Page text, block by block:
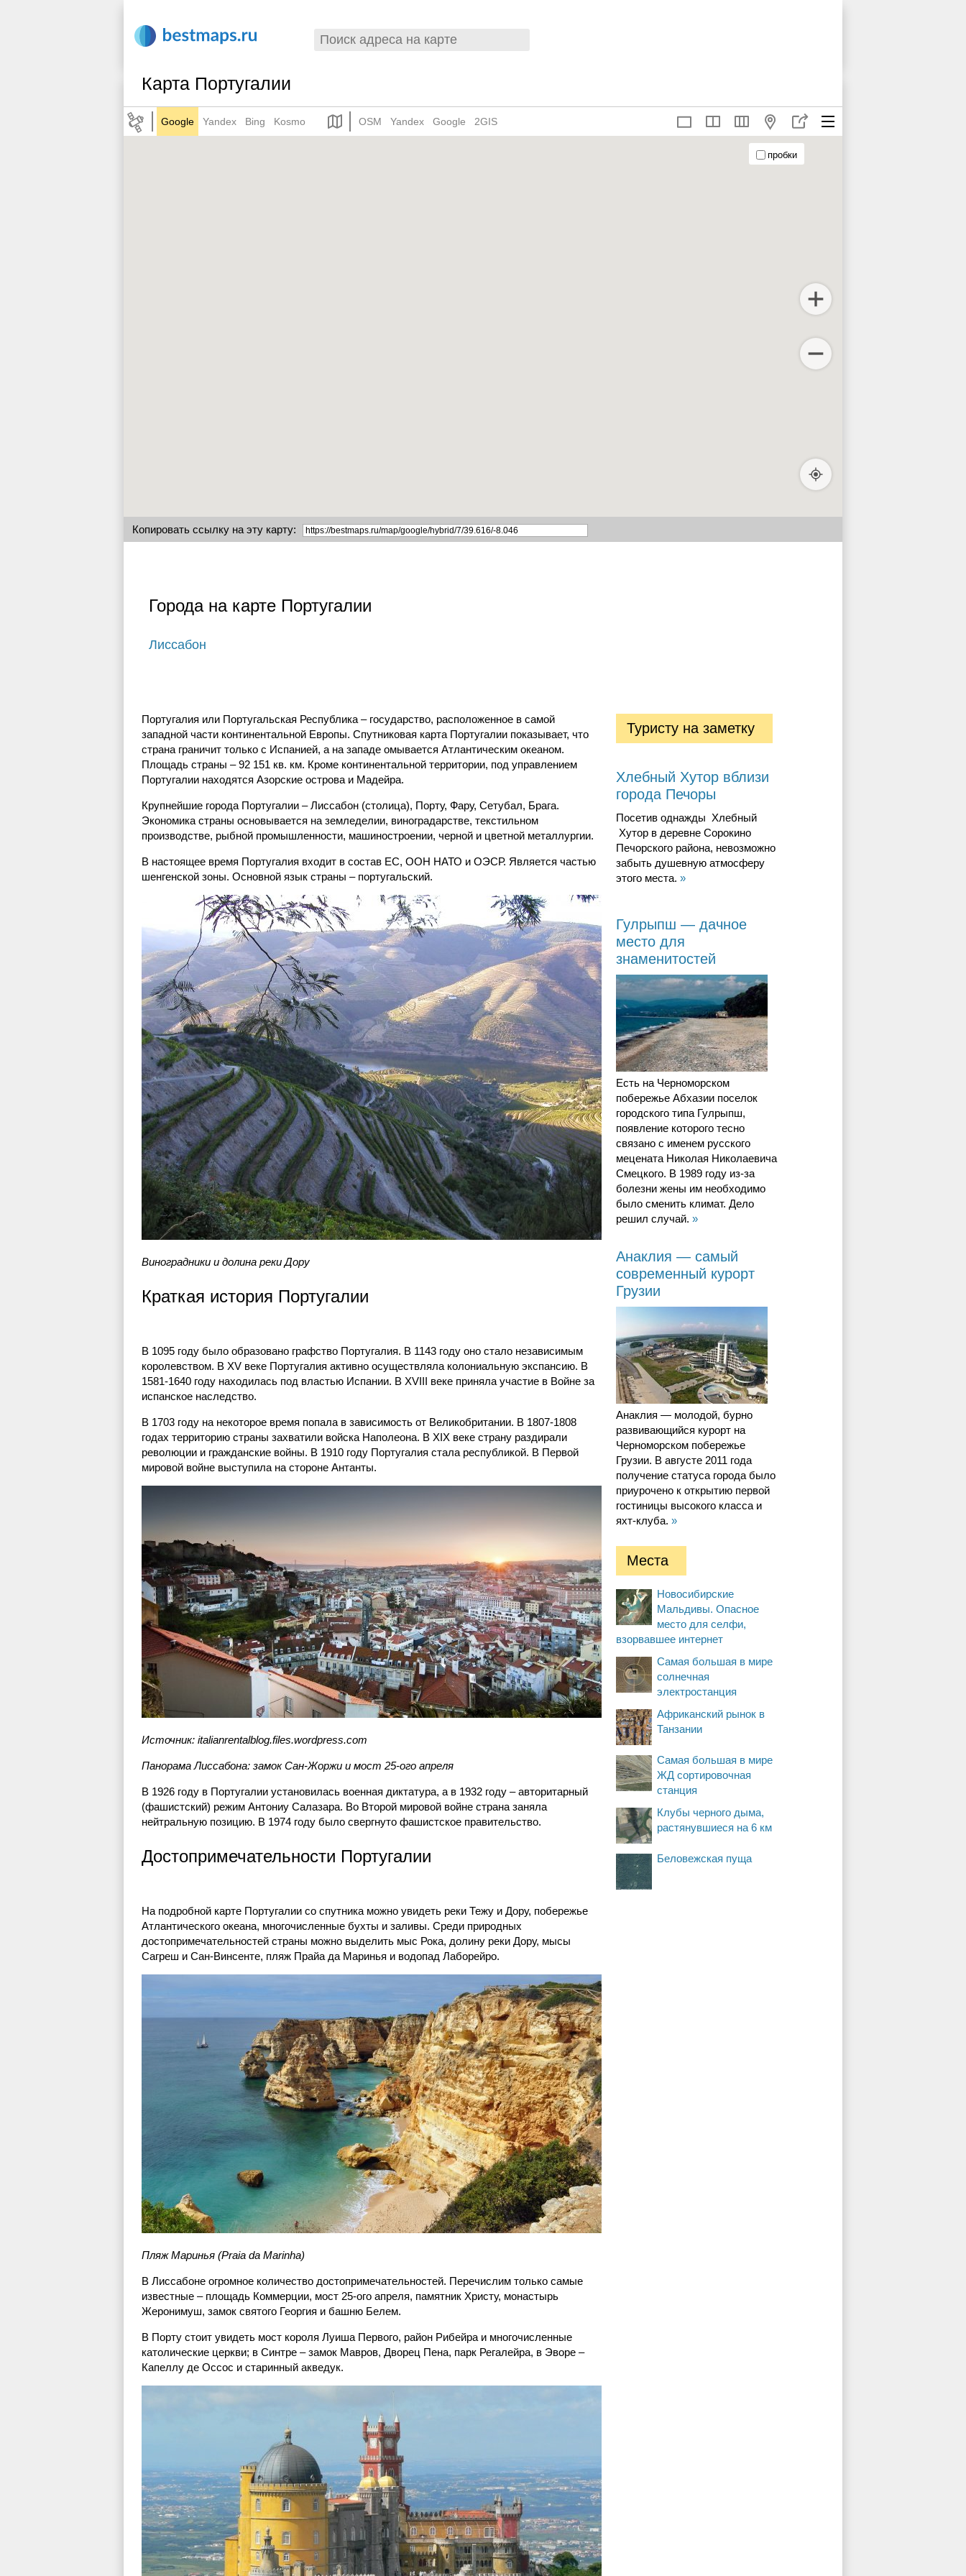
Карта Португалии
Google Yandex Bing Kosmo OSM Yandex Google 2GIS
пробки
Копировать ссылку на эту карту:
Города на карте Португалии
Лиссабон
Португалия или Португальская Республика – государство, расположенное в самой
западной части континентальной Европы. Спутниковая карта Португалии показывает, что
страна граничит только с Испанией, а на западе омывается Атлантическим океаном.
Площадь страны – 92 151 кв. км. Кроме континентальной территории, под управлением
Португалии находятся Азорские острова и Мадейра.
Крупнейшие города Португалии – Лиссабон (столица), Порту, Фару, Сетубал, Брага.
Экономика страны основывается на земледелии, виноградарстве, текстильном
производстве, рыбной промышленности, машиностроении, черной и цветной металлургии.
В настоящее время Португалия входит в состав ЕС, ООН НАТО и ОЭСР. Является частью
шенгенской зоны. Основной язык страны – португальский.
Виноградники и долина реки Дору
Краткая история Португалии
В 1095 году было образовано графство Португалия. В 1143 году оно стало независимым
королевством. В XV веке Португалия активно осуществляла колониальную экспансию. В
1581-1640 году находилась под властью Испании. В XVIII веке приняла участие в Войне за
испанское наследство.
В 1703 году на некоторое время попала в зависимость от Великобритании. В 1807-1808
годах территорию страны захватили войска Наполеона. В XIX веке страну раздирали
революции и гражданские войны. В 1910 году Португалия стала республикой. В Первой
мировой войне выступила на стороне Антанты.
Источник: italianrentalblog.files.wordpress.com
Панорама Лиссабона: замок Сан-Жоржи и мост 25-ого апреля
В 1926 году в Португалии установилась военная диктатура, а в 1932 году – авторитарный
(фашистский) режим Антониу Салазара. Во Второй мировой войне страна заняла
нейтральную позицию. В 1974 году было свергнуто фашистское правительство.
Достопримечательности Португалии
На подробной карте Португалии со спутника можно увидеть реки Тежу и Дору, побережье
Атлантического океана, многочисленные бухты и заливы. Среди природных
достопримечательностей страны можно выделить мыс Рока, долину реки Дору, мысы
Сагреш и Сан-Винсенте, пляж Прайа да Маринья и водопад Лаборейро.
Пляж Маринья (Praia da Marinha)
В Лиссабоне огромное количество достопримечательностей. Перечислим только самые
известные – площадь Коммерции, мост 25-ого апреля, памятник Христу, монастырь
Жеронимуш, замок святого Георгия и башню Белем.
В Порту стоит увидеть мост короля Луиша Первого, район Рибейра и многочисленные
католические церкви; в Синтре – замок Мавров, Дворец Пена, парк Регалейра, в Эворе –
Капеллу де Оссос и старинный акведук.
Туристу на заметку
Хлебный Хутор вблизи
города Печоры
Посетив однажды Хлебный
Хутор в деревне Сорокино
Печорского района, невозможно
забыть душевную атмосферу
этого места. »
Гулрыпш — дачное
место для
знаменитостей
Есть на Черноморском
побережье Абхазии поселок
городского типа Гулрыпш,
появление которого тесно
связано с именем русского
мецената Николая Николаевича
Смецкого. В 1989 году из-за
болезни жены им необходимо
было сменить климат. Дело
решил случай. »
Анаклия — самый
современный курорт
Грузии
Анаклия — молодой, бурно
развивающийся курорт на
Черноморском побережье
Грузии. В августе 2011 года
получение статуса города было
приурочено к открытию первой
гостиницы высокого класса и
яхт-клуба. »
Места
Новосибирские
Мальдивы. Опасное
место для селфи,
взорвавшее интернет
Самая большая в мире
солнечная
электростанция
Африканский рынок в
Танзании
Самая большая в мире
ЖД сортировочная
станция
Клубы черного дыма,
растянувшиеся на 6 км
Беловежская пуща